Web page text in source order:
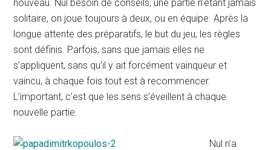
nouveau. Nul besoin de conseils, une partie n’étant jamais
solitaire, on joue toujours à deux, ou en équipe. Après la
longue attente des préparatifs, le but du jeu, les règles
sont définis. Parfois, sans que jamais elles ne
s’appliquent, sans qu’il y ait forcément vainqueur et
vaincu, à chaque fois tout est à recommencer.
L’important, c’est que les sens s’éveillent à chaque
nouvelle partie.
Nul n’a